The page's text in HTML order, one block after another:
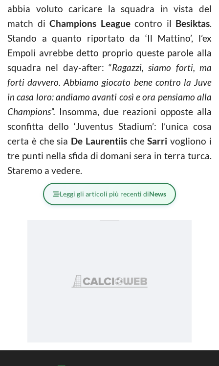
abbia voluto caricare la squadra in vista del
match di Champions Leaguecontro il Besiktas.
Stando a quanto riportato da ‘Il Mattino’, l’ex
Empoli avrebbe detto proprio queste parole alla
squadra nel day-after: “Ragazzi, siamo forti, ma
forti davvero. Abbiamo giocato bene contro la Juve
in casa loro: andiamo avanti così e ora pensiamo alla
Champions”. Insomma, due reazioni opposte alla
sconfitta dello ‘Juventus Stadium’: l’unica cosa
certa è che sia De LaurentiischeSarri vogliono i
tre punti nella sfida di domani sera in terra turca.
Staremo a vedere.
Leggi gli articoli più recenti diNews